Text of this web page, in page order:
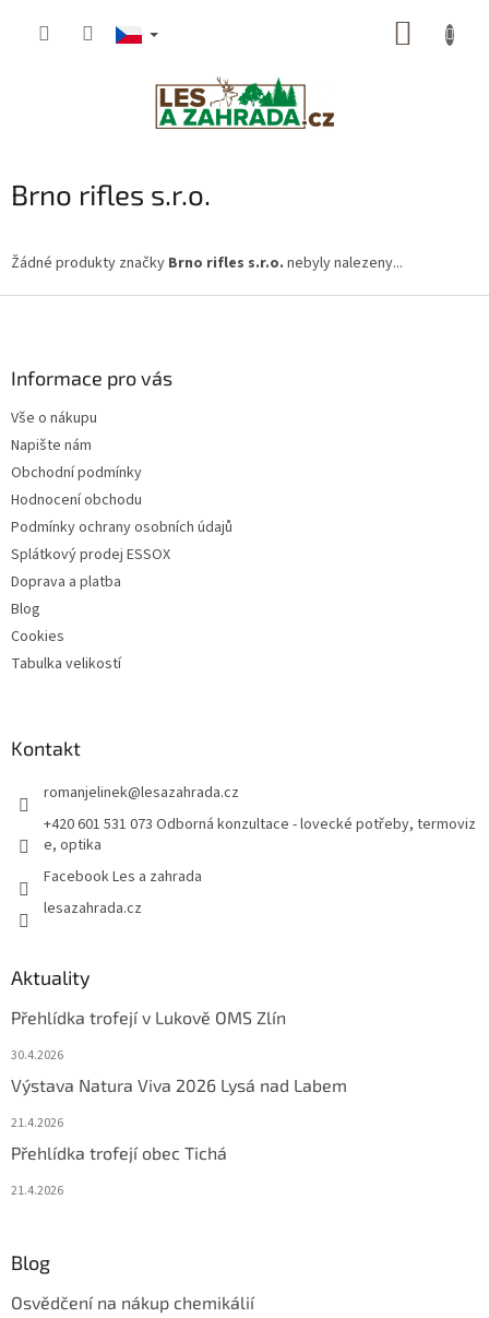
Brno rifles s.r.o.
Žádné produkty značky Brno rifles s.r.o. nebyly nalezeny...
Informace pro vás
Vše o nákupu
Napište nám
Obchodní podmínky
Hodnocení obchodu
Podmínky ochrany osobních údajů
Splátkový prodej ESSOX
Doprava a platba
Blog
Cookies
Tabulka velikostí
Kontakt
romanjelinek@lesazahrada.cz
+420 601 531 073 Odborná konzultace - lovecké potřeby, termoviz
e, optika
Facebook Les a zahrada
lesazahrada.cz
Aktuality
Přehlídka trofejí v Lukově OMS Zlín
30.4.2026
Výstava Natura Viva 2026 Lysá nad Labem
21.4.2026
Přehlídka trofejí obec Tichá
21.4.2026
Blog
Osvědčení na nákup chemikálií